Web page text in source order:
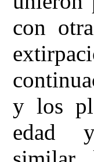
con
y los
edad